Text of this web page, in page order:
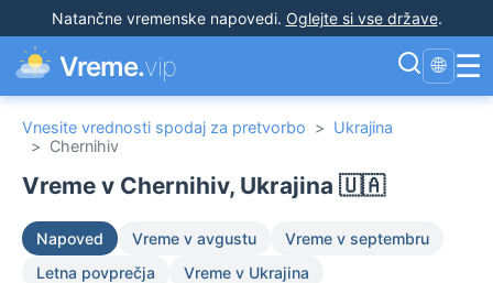
Natančne vremenske napovedi. Oglejte si vse države.
Vreme.vip 🌐 ☰
Vnesite vrednosti spodaj za pretvorbo > Ukrajina
> Chernihiv
Vreme v Chernihiv, Ukrajina 🇺🇦
Napoved Vreme v avgustu
Vreme v septembru
Letna povprečja
Vreme v Ukrajina